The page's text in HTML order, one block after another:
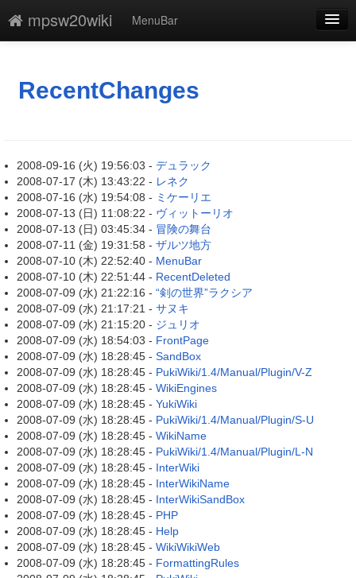
mpsw20wiki
MenuBar
最終更新
RecentChanges
2008-09-16 (火) 19:56:03 - デュラック
2008-07-17 (木) 13:43:22 - レネク
2008-07-16 (水) 19:54:08 - ミケーリエ
2008-07-13 (日) 11:08:22 - ヴィットーリオ
2008-07-13 (日) 03:45:34 - 冒険の舞台
2008-07-11 (金) 19:31:58 - ザルツ地方
2008-07-10 (木) 22:52:40 - MenuBar
2008-07-10 (木) 22:51:44 - RecentDeleted
2008-07-09 (水) 21:22:16 - “剣の世界”ラクシア
2008-07-09 (水) 21:17:21 - サヌキ
2008-07-09 (水) 21:15:20 - ジュリオ
2008-07-09 (水) 18:54:03 - FrontPage
2008-07-09 (水) 18:28:45 - SandBox
2008-07-09 (水) 18:28:45 - PukiWiki/1.4/Manual/Plugin/V-Z
2008-07-09 (水) 18:28:45 - WikiEngines
2008-07-09 (水) 18:28:45 - YukiWiki
2008-07-09 (水) 18:28:45 - PukiWiki/1.4/Manual/Plugin/S-U
2008-07-09 (水) 18:28:45 - WikiName
2008-07-09 (水) 18:28:45 - PukiWiki/1.4/Manual/Plugin/L-N
2008-07-09 (水) 18:28:45 - InterWiki
2008-07-09 (水) 18:28:45 - InterWikiName
2008-07-09 (水) 18:28:45 - InterWikiSandBox
2008-07-09 (水) 18:28:45 - PHP
2008-07-09 (水) 18:28:45 - Help
2008-07-09 (水) 18:28:45 - WikiWikiWeb
2008-07-09 (水) 18:28:45 - FormattingRules